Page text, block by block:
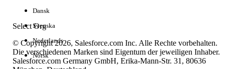
Keine Ergebnisse
Select Org
Dansk
Svenska
Nederlands
Norsk
© Copyright 2026, Salesforce.com Inc. Alle Rechte vorbehalten.
Die verschiedenen Marken sind Eigentum der jeweiligen Inhaber.
Salesforce.com Germany GmbH, Erika-Mann-Str. 31, 80636